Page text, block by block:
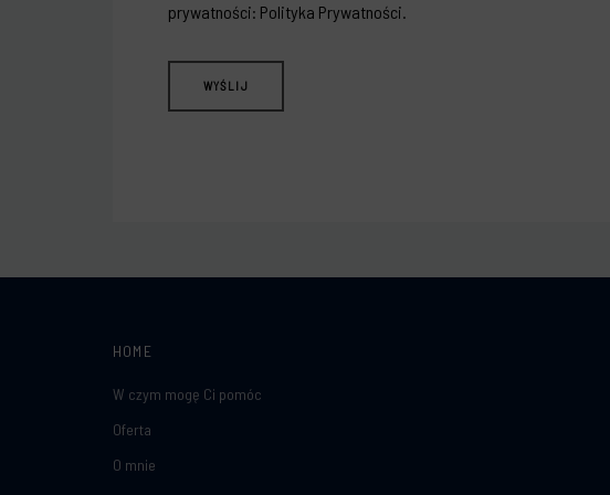
prywatności: Polityka Prywatności.
HOME
W czym mogę Ci pomóc
Oferta
O mnie